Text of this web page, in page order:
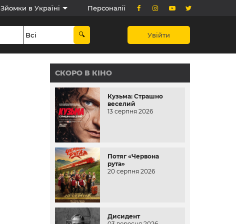
Зйомки в Україні Персоналії
Увійти
СКОРО В КІНО
Кузьма: Страшно
веселий
13 серпня 2026
Потяг «Червона
рута»
20 серпня 2026
Дисидент